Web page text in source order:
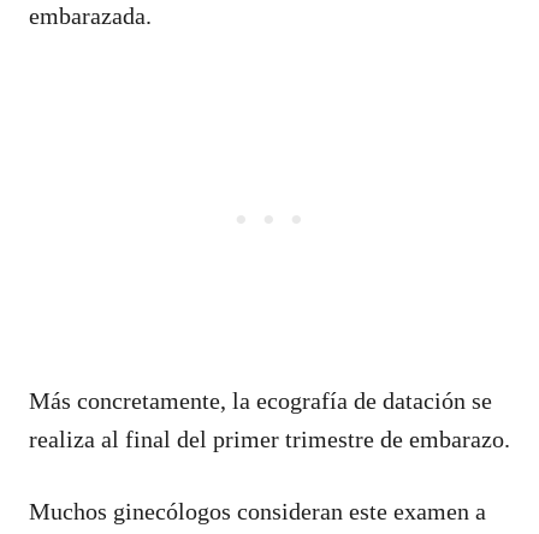
embarazada.
Más concretamente, la ecografía de datación se
realiza al final del primer trimestre de embarazo.
Muchos ginecólogos consideran este examen a